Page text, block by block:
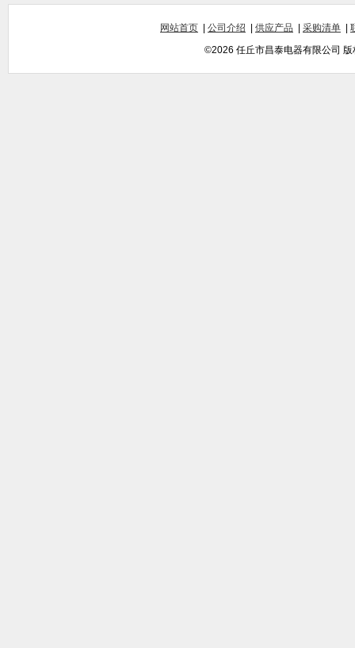
网站首页 公司介绍 供应产品 采购清单
©2026 任丘市昌泰电器有限公司